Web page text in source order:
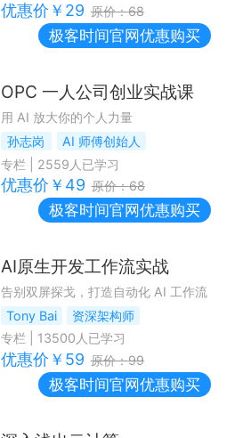
优惠价￥ 29 原价：68
极客时间官网优惠购买
OPC 一人公司创业实战课
用 AI 放大你的个人力量
孙志岗
AI 师傅创始人
专栏
2559 人已学习
优惠价￥ 49 原价：68
极客时间官网优惠购买
AI原生开发工作流实战
告别双屏探戈，打造自动化 AI 工作流
Tony Bai
资深架构师
专栏
13500人已学习
优惠价￥ 59 原价：99
极客时间官网优惠购买